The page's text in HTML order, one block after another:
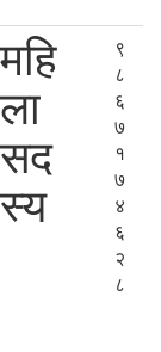
महि
ला
सद
स्य
९
८
६
७
१
७
४
६
२
८